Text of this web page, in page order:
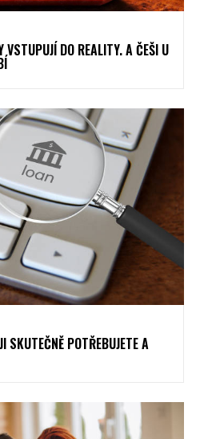
VSTUPUJÍ DO REALITY. A ČEŠI U
SKUTEČNĚ POTŘEBUJETE A